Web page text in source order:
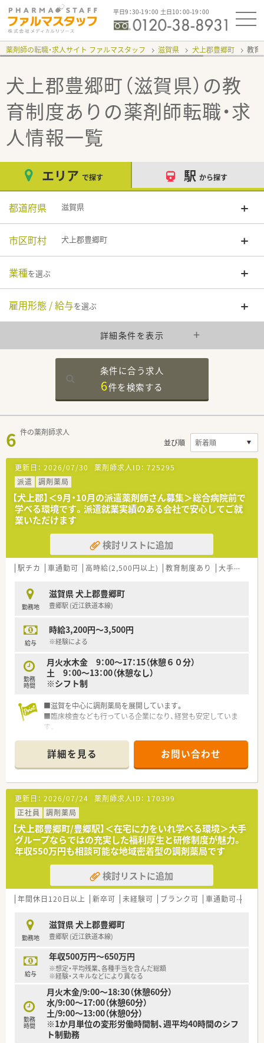
平日9：30-19：00 土日10：00-19：00
薬剤師の転職・求人サイト ファルマスタッフ 滋賀県 犬上郡豊郷町 教育
犬上郡豊郷町（滋賀県）の教
育制度あり の薬剤師転職・求
人情報一覧
エリア で探す 駅 から探す
都道府県 滋賀県
市区町村 犬上郡豊郷町
業種を選ぶ
雇用形態 / 給与を選ぶ
詳細条件を表示
条件に合う求人
6件を検索する
6 件の薬剤師求人
並び順
更新日： 2026/07/30 薬剤師求人ID： 725295
派遣
調剤薬局
【犬上郡】＜9月・10月の派遣薬剤師さん募集＞総合病院前で
学べる環境です。派遣就業実績のある会社で安心してご就
業いただけます
検討リストに追加
駅チカ 車通勤可 高時給(2,500円以上) 教育制度あり 大手チェーン以外
勤務地
滋賀県 犬上郡豊郷町
豊郷駅 (近江鉄道本線)
給与
時給3,200円～3,500円
※経験による
勤務
時間
月火水木金 9：00～17：15（休憩６０分）
土 9：00～13：00（休憩なし）
※シフト制
■滋賀を中心に調剤薬局を展開しています。
■臨床検査なども行っている企業になり、経営も安定していま
す。
詳細を見る お問い合わせ
更新日： 2026/07/24 薬剤師求人ID： 170399
正社員
調剤薬局
【犬上郡豊郷町/豊郷駅】＜在宅に力をいれ学べる環境＞大手
グループならではの充実した福利厚生と研修制度が魅力。
年収550万円も相談可能な地域密着型の調剤薬局です
検討リストに追加
年間休日120日以上 新卒可 未経験可 ブランク可 車通勤可
勤務地
滋賀県 犬上郡豊郷町
豊郷駅 (近江鉄道本線)
給与
年収500万円～650万円
※想定・平均残業、各種手当を含んだ総額
※経験・スキルなどにより異なる
勤務
時間
月火木金/9:00〜18:30（休憩60分）
水/9:00〜17:00（休憩60分）
土/9:00〜13:00（休憩0分）
※1か月単位の変形労働時間制、週平均40時間のシフ
ト制勤務